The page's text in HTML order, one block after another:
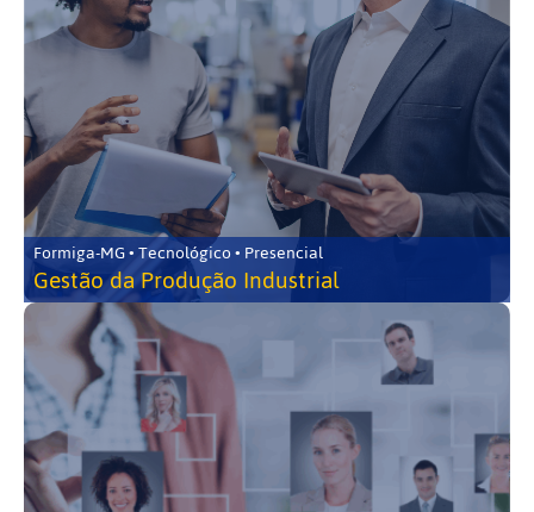
Formiga-MG • Tecnológico • Presencial
Gestão da Produção Industrial